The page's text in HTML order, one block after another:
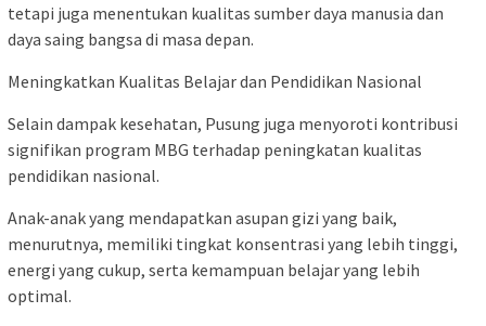
tetapi juga menentukan kualitas sumber daya manusia dan
daya saing bangsa di masa depan.
Meningkatkan Kualitas Belajar dan Pendidikan Nasional
Selain dampak kesehatan, Pusung juga menyoroti kontribusi
signifikan program MBG terhadap peningkatan kualitas
pendidikan nasional.
Anak-anak yang mendapatkan asupan gizi yang baik,
menurutnya, memiliki tingkat konsentrasi yang lebih tinggi,
energi yang cukup, serta kemampuan belajar yang lebih
optimal.